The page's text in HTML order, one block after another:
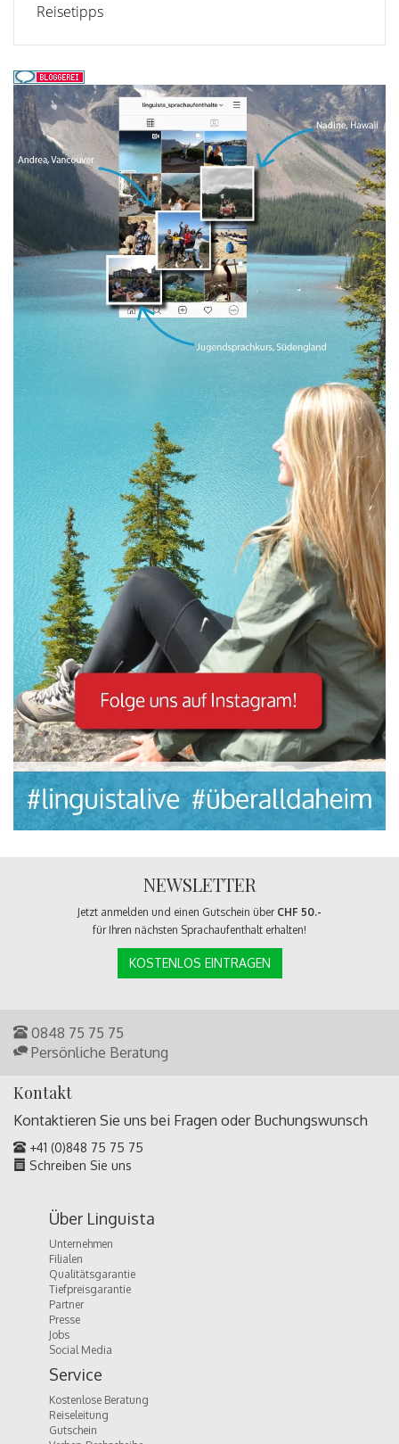
Reisetipps
NEWSLETTER
Jetzt anmelden und einen Gutschein über CHF 50.-
für Ihren nächsten Sprachaufenthalt erhalten!
KOSTENLOS EINTRAGEN
0848 75 75 75
Persönliche Beratung
Kontakt
Kontaktieren Sie uns bei Fragen oder Buchungswunsch
+41 (0)848 75 75 75
Schreiben Sie uns
Über Linguista
Unternehmen
Filialen
Qualitätsgarantie
Tiefpreisgarantie
Partner
Presse
Jobs
Social Media
Service
Kostenlose Beratung
Reiseleitung
Gutschein